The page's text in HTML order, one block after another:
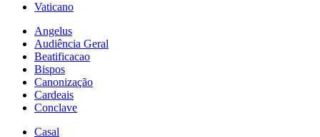
Vaticano
Angelus
Audiência Geral
Beatificacao
Bispos
Canonização
Cardeais
Conclave
Casal